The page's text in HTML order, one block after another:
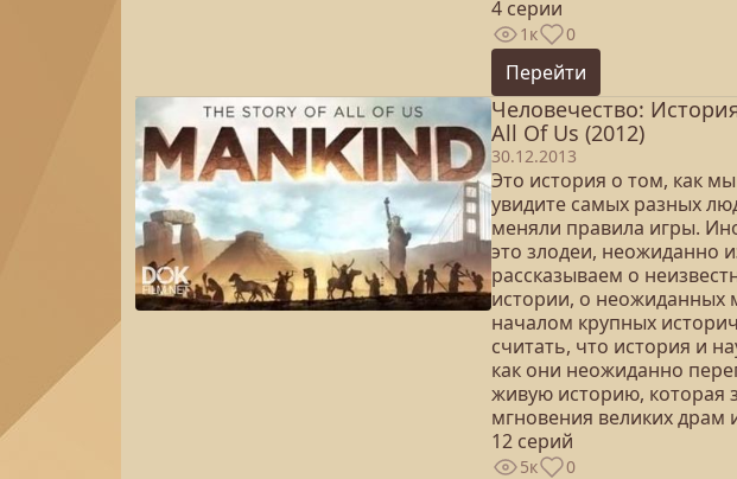
4 серии
1к 0
Перейти
Человечество:
All Of Us (2012)
30.12.2013
Это история о том, как
увидите самых разных
меняли правила игры.
это злодеи,
рассказываем о
истории, о неожиданных
началом крупных
считать, что история и
как они неожиданно
живую историю, которая
мгновения великих драм
12 серий
5к 0